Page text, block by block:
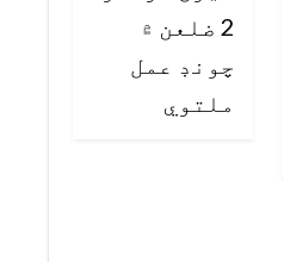
2 ضلعن ۾
چونڊ عمل
ملتوي